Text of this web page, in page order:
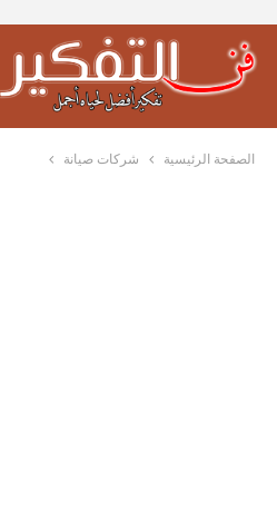
الصفحة الرئيسية شركات صيانة